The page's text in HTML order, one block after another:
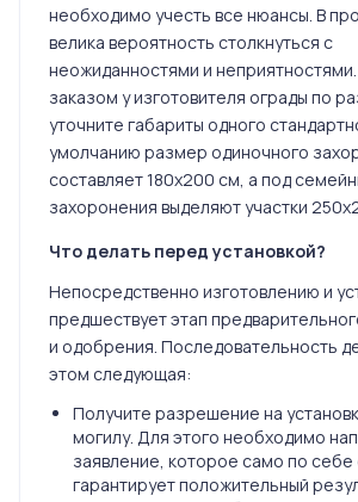
необходимо учесть все нюансы. В
велика вероятность столкнуться с
неожиданностями и
заказом у изготовителя ограды по
уточните габариты одного
умолчанию размер одиночного
составляет 180х200 см, а под
захоронения выделяют участки
Что делать перед установкой?
Непосредственно изготовлению и
предшествует этап
и одобрения. Последовательность
этом следующая:
Получите разрешение на
могилу. Для этого необходимо
заявление, которое само по
гарантирует положительный